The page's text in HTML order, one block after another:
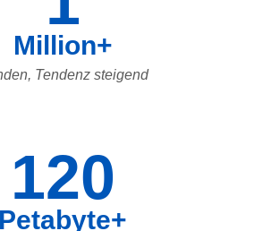
Million+
Tendenz steigend
120
Petabyte+